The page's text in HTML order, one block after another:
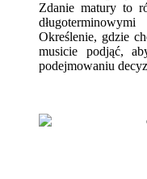
Zdanie matury to
Określenie, gdzie
musicie podjąć,
podejmowaniu